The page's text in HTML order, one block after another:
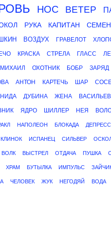
НОС ВЕТЕР
РУКА КАПИТАН СЕМЕН
ВОЗДУХ ГРАВЕЛОТ
КРАСКА СТРЕЛА ГЛАСС
МИХАИЛ ОХОТНИК БОБР ЗАРЯД
АНТОН КАРТЕЧЬ ШАР
ДУБИНА ЖЕНА ВАСИЛЬЕВ
ЯДРО ШИЛЛЕР НЕЯ
НАПОЛЕОН БЛОКАДА
КЛИНОК ИСПАНЕЦ СИЛЬВЕР
ВОЛК ВЫСТРЕЛ ОТДАЧА ПУШКА
ХРАМ БУТЫЛКА ИМПУЛЬС
ЧЕЛОВЕК ЖУК НЕГОДЯЙ ВОДА